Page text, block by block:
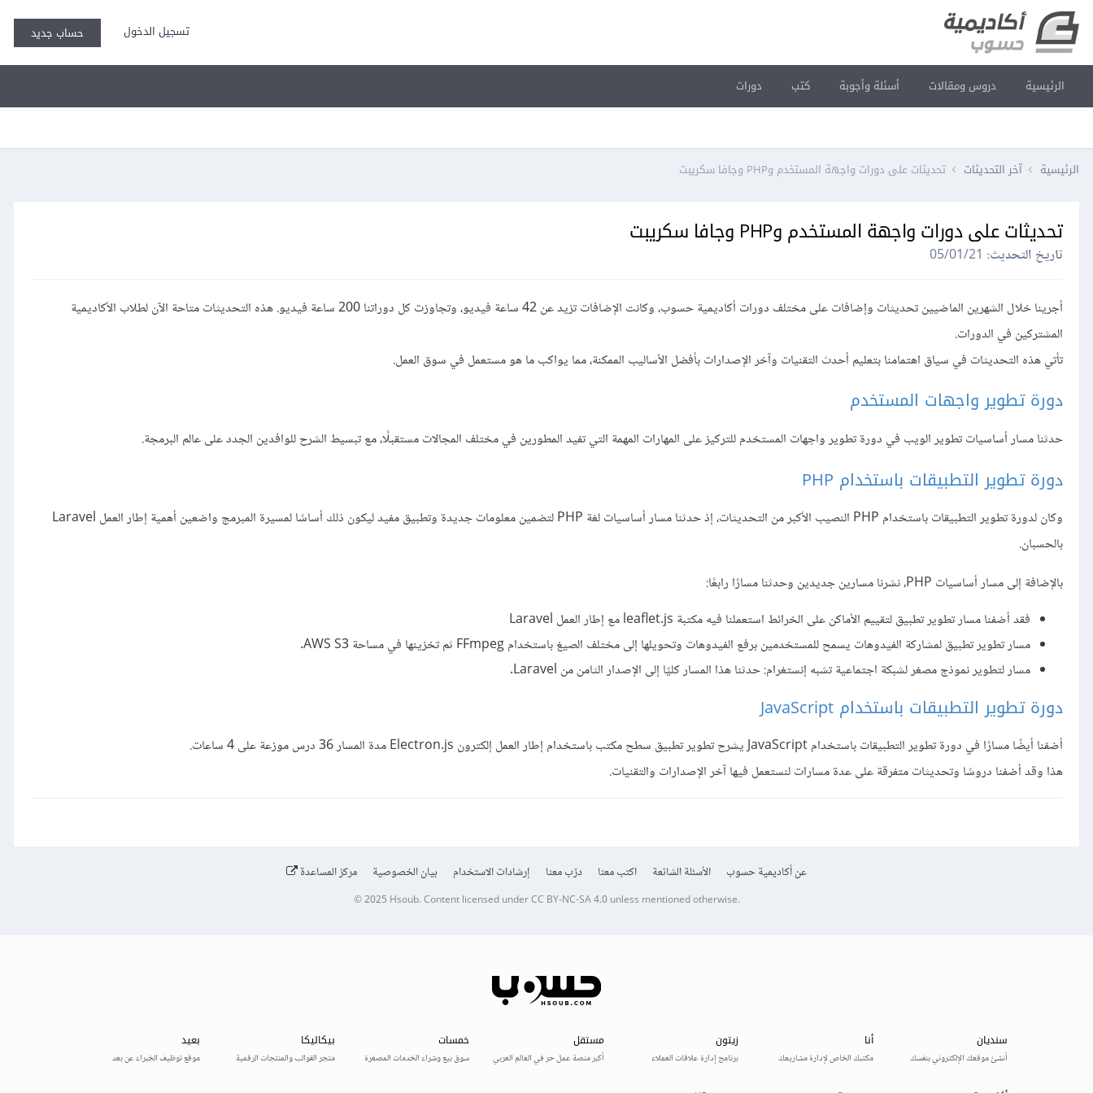
تسجيل الدخول حساب جديد
الرئيسية دروس ومقالات أسئلة وأجوبة كتب دورات
الرئيسية آخر التحديثات تحديثات على دورات واجهة المستخدم وPHP وجافا سكريبت
تحديثات على دورات واجهة المستخدم وPHP وجافا سكريبت
تاريخ التحديث:
أجرينا خلال الشهرين الماضيين تحديثات وإضافات على مختلف دورات أكاديمية حسوب، وكانت الإضافات تزيد عن 42 ساعة فيديو، وتجاوزت كل دوراتنا 200 ساعة فيديو. هذه التحديثات متاحة الآن لطلاب الأكاديمية
المشتركين في الدورات.
تأتي هذه التحديثات في سياق اهتمامنا بتعليم أحدث التقنيات وآخر الإصدارات بأفضل الأساليب الممكنة، مما يواكب ما هو مستعمل في سوق العمل.
دورة تطوير واجهات المستخدم
حدثنا مسار أساسيات تطوير الويب في دورة تطوير واجهات المستخدم للتركيز على المهارات المهمة التي تفيد المطورين في مختلف المجالات مستقبلًا، مع تبسيط الشرح للوافدين الجدد على عالم البرمجة.
دورة تطوير التطبيقات باستخدام PHP
وكان لدورة تطوير التطبيقات باستخدام PHP النصيب الأكبر من التحديثات، إذ حدثنا مسار أساسيات لغة PHP لتضمين معلومات جديدة وتطبيق مفيد ليكون ذلك أساسًا لمسيرة المبرمج واضعين أهمية إطار العمل Laravel
بالحسبان.
بالإضافة إلى مسار أساسيات PHP، نشرنا مسارين جديدين وحدثنا مسارًا رابعًا:
فقد أضفنا مسار تطوير تطبيق لتقييم الأماكن على الخرائط استعملنا فيه مكتبة leaflet.js مع إطار العمل Laravel
مسار تطوير تطبيق لمشاركة الفيدوهات يسمح للمستخدمين برفع الفيدوهات وتحويلها إلى مختلف الصيغ باستخدام FFmpeg ثم تخزينها في مساحة AWS S3.
مسار لتطوير نموذج مصغر لشبكة اجتماعية تشبه إنستغرام: حدثنا هذا المسار كليًا إلى الإصدار الثامن من Laravel.
دورة تطوير التطبيقات باستخدام JavaScript
أضفنا أيضًا مسارًا في دورة تطوير التطبيقات باستخدام JavaScript يشرح تطوير تطبيق سطح مكتب باستخدام إطار العمل إلكترون Electron.js مدة المسار 36 درس موزعة على 4 ساعات.
هذا وقد أضفنا دروسًا وتحديثات متفرقة على عدة مسارات لنستعمل فيها آخر الإصدارات والتقنيات.
عن أكاديمية حسوب الأسئلة الشائعة اكتب معنا درّب معنا إرشادات الاستخدام بيان الخصوصية مركز المساعدة
© 2025 Hsoub.Content licensed underCC BY-NC-SA 4.0unless mentioned otherwise.